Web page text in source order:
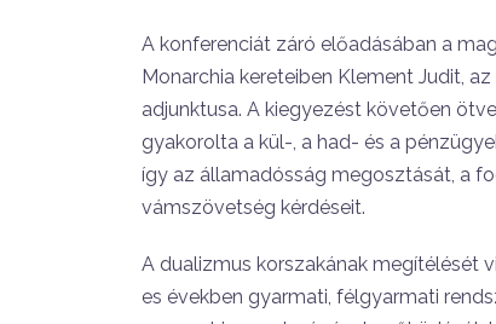
A konferenciát záró előadásában a
Monarchia kereteiben Klement Judit,
adjunktusa. A kiegyezést követően
gyakorolta a kül-, a had- és a
így az államadósság megosztását, a
vámszövetség kérdéseit.
A dualizmus korszakának megítélését
es években gyarmati, félgyarmati